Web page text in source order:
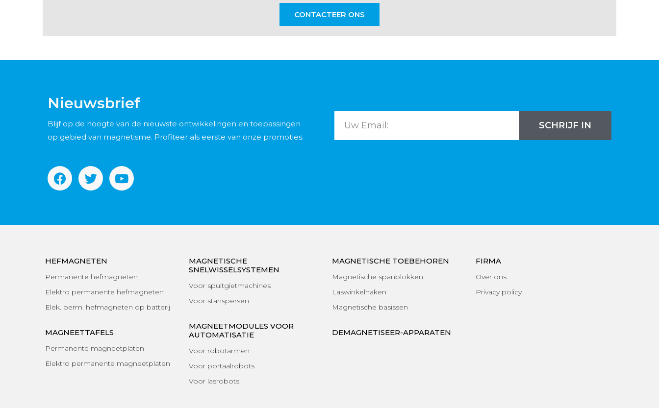
CONTACTEER ONS
Nieuwsbrief
Blijf op de hoogte van de nieuwste ontwikkelingen en toepassingen
op gebied van magnetisme. Profiteer als eerste van onze promoties.
SCHRIJF IN
HEFMAGNETEN
Permanente hefmagneten
Elektro permanente hefmagneten
Elek. perm. hefmagneten op batterij
MAGNEETTAFELS
Permanente magneetplaten
Elektro permanente magneetplaten
MAGNETISCHE
SNELWISSELSYSTEMEN
Voor spuitgietmachines
Voor stanspersen
MAGNEETMODULES VOOR
AUTOMATISATIE
Voor robotarmen
Voor portaalrobots
Voor lasrobots
MAGNETISCHE TOEBEHOREN
Magnetische spanblokken
Laswinkelhaken
Magnetische basissen
DEMAGNETISEER-APPARATEN
FIRMA
Over ons
Privacy policy